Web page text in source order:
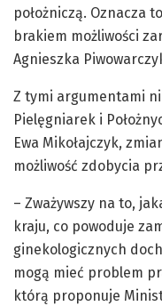
położniczą. Oznacza
brakiem możliwości
Agnieszka
Z tymi argumentami
Pielęgniarek i
Ewa Mikołajczyk,
możliwość zdobycia
– Zważywszy na to,
kraju, co powoduje
ginekologicznych
mogą mieć problem
którą proponuje